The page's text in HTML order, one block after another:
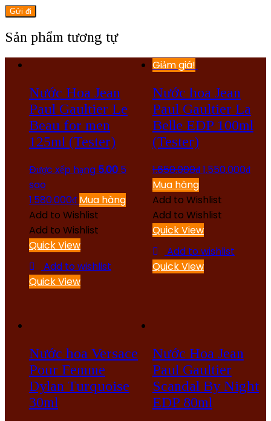
Sản phẩm tương tự
Nước Hoa Jean
Paul Gaultier Le
Beau for men
125ml (Tester)
Được xếp hạng 5.00 5
sao
1.580.000₫ Mua hàng
Add to Wishlist
Add to Wishlist
Quick View
Add to wishlist
Quick View
Giảm giá!
Nước hoa Jean
Paul Gaultier La
Belle EDP 100ml
(Tester)
1.650.000₫1.550.000₫
Mua hàng
Add to Wishlist
Add to Wishlist
Quick View
Add to wishlist
Quick View
Nước hoa Versace
Pour Femme
Dylan Turquoise
30ml
Nước Hoa Jean
Paul Gaultier
Scandal By Night
EDP 80ml